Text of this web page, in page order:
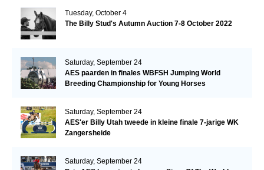
Tuesday, October 4
The Billy Stud's Autumn Auction 7-8 October 2022
Saturday, September 24
AES paarden in finales WBFSH Jumping World
Breeding Championship for Young Horses
Saturday, September 24
AES'er Billy Utah tweede in kleine finale 7-jarige WK
Zangersheide
Saturday, September 24